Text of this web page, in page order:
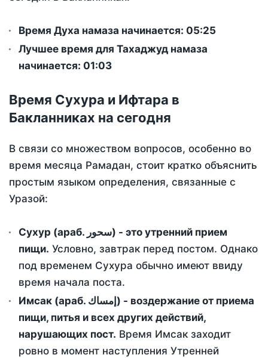
Время Духа намаза начинается: 05:25
Лучшее время для Тахаджуд намаза
начинается: 01:03
Время Сухура и Ифтара в
Бакланниках на сегодня
В связи со множеством вопросов, особенно во
время месяца Рамадан, стоит кратко объяснить
простым языком определения, связанные с
Уразой:
Сухур (араб. سحور) - это утренний прием
пищи. Условно, завтрак перед постом. Однако
под временем Сухура обычно имеют ввиду
время начала поста.
Имсак (араб. إمساك) - воздержание от приема
пищи, питья и всех других действий,
нарушающих пост. Время Имсак заходит
ровно в момент наступления Утренней